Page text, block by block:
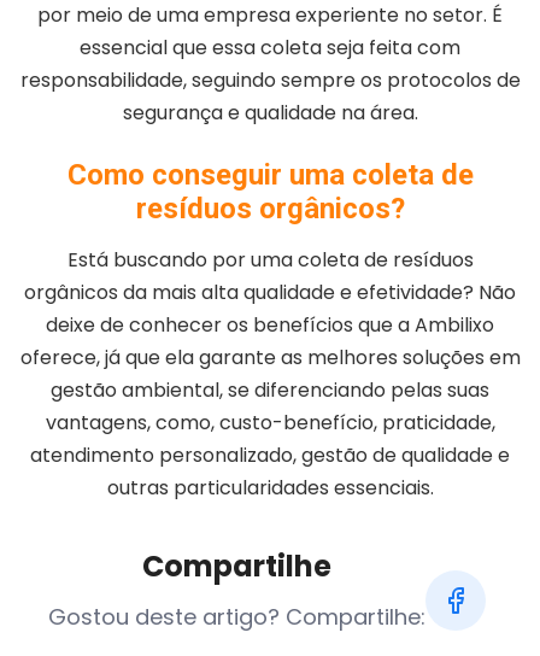
por meio de uma empresa experiente no setor. É
essencial que essa coleta seja feita com
responsabilidade, seguindo sempre os protocolos de
segurança e qualidade na área.
Como conseguir uma coleta de
resíduos orgânicos?
Está buscando por uma coleta de resíduos
orgânicos da mais alta qualidade e efetividade? Não
deixe de conhecer os benefícios que a Ambilixo
oferece, já que ela garante as melhores soluções em
gestão ambiental, se diferenciando pelas suas
vantagens, como, custo-benefício, praticidade,
atendimento personalizado, gestão de qualidade e
outras particularidades essenciais.
Compartilhe
Gostou deste artigo? Compartilhe: